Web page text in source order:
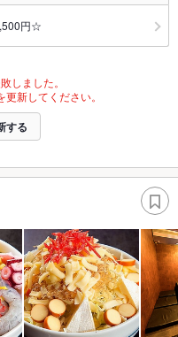
円☆
しました。
新してください。
する